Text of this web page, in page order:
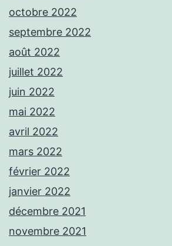
octobre 2022
septembre 2022
août 2022
juillet 2022
juin 2022
mai 2022
avril 2022
mars 2022
février 2022
janvier 2022
décembre 2021
novembre 2021